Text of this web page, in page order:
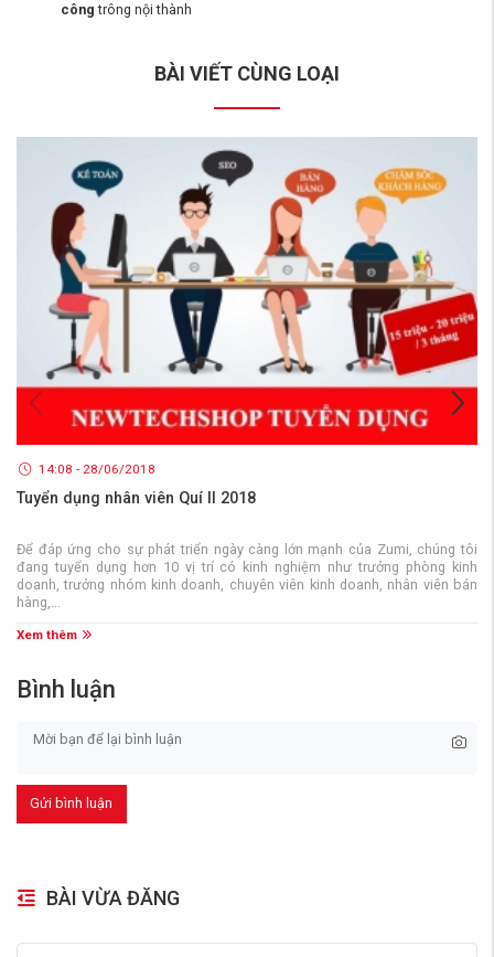
công trông nội thành
BÀI VIẾT CÙNG LOẠI
14:08 - 28/06/2018
Tuyển dụng nhân viên Quí II 2018
Để đáp ứng cho sự phát triển ngày càng lớn mạnh của Zumi, chúng tôi
đang tuyển dụng hơn 10 vị trí có kinh nghiệm như trưởng phòng kinh
doanh, trưởng nhóm kinh doanh, chuyên viên kinh doanh, nhân viên bán
hàng,...
Xem thêm
Bình luận
Gửi bình luận
BÀI VỪA ĐĂNG